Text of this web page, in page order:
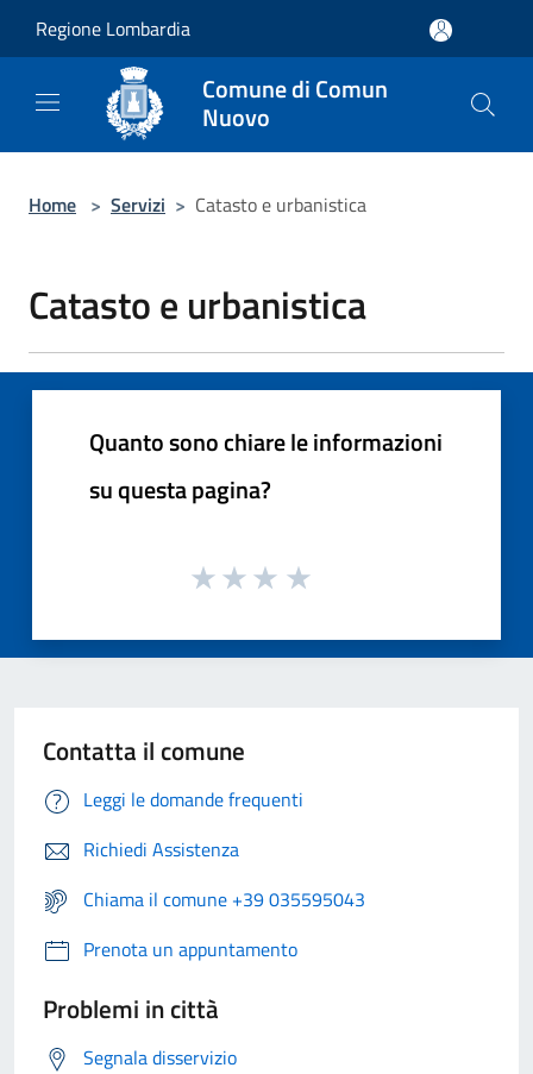
Regione Lombardia
Comune di Comun
Nuovo
Home > Servizi > Catasto e urbanistica
Catasto e urbanistica
Quanto sono chiare le informazioni
su questa pagina?
Contatta il comune
Leggi le domande frequenti
Richiedi Assistenza
Chiama il comune +39 035595043
Prenota un appuntamento
Problemi in città
Segnala disservizio